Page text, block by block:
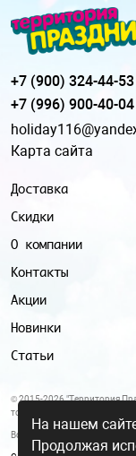
Доставка
Скидки
О компании
Контакты
Акции
Новинки
Статьи
+7 (900) 324-44-53
+7 (996) 900-40-04
Карта сайта
© 2015-2026 "Территория
товаров для праздника.
Все цены и условия,
На нашем
Продолжая